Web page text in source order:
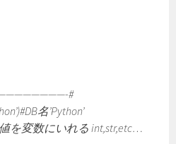
#
名’Python’
を変数にいれる int,str,etc…